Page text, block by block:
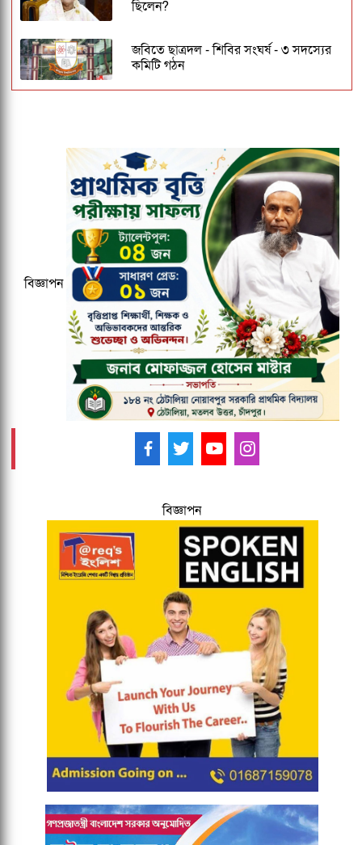
ছিলেন?
জবিতে ছাত্রদল - শিবির সংঘর্ষ - ৩ সদস্যের
কমিটি গঠন
জকসু ভিপি ও জিএসকে ক্যাম্পাসছাড়া করল
ছাত্রদল
কুবির ইংরেজি বিভাগের সন্ধ্যাকালীন
মাস্টার্সের ১৮তম ব্যাচকে বিদায় সংবর্ধনা
২০২৭ ক্রিকেট বিশ্বকাপের ১২ ভেন্যু ঘোষণা,
আয়োজক তিন দেশ
বিজ্ঞাপন
বিজ্ঞাপন